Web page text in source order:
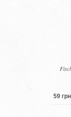
59